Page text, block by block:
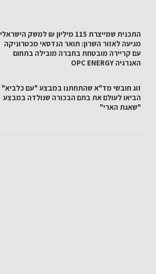
התכנית שמייצרת 115 מיליון ₪ למשק הישראלי
מגיעה לאזור השרון: תואר הנדסאי מכטרוניקה
עם קריירה מובטחת בחברה מובילה בתחום
האנרגיה OPC ENERGY
זוג חובשי מד"א שהתחתנו במבצע "עם כלביא"
הביאו לעולם את בתם הבכורה שנולדה במבצע
"שאגת הארי"